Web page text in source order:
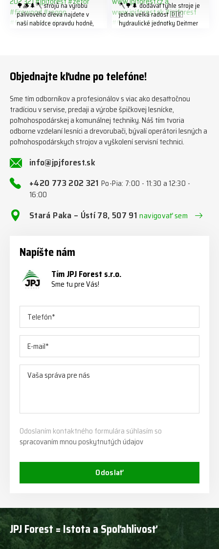
🌳🪵🌲🪓 strojů na výrobu
palivového dřeva najdete v
naší nabídce opravdu hodně,
#firewoodproduction
🪓🌳🌲 dodávat tyhle stroje je
jedna velká radost 🇩🇪
hydraulické jednotky Deitmer
#firewood #deitmer
Objednajte kľudne po telefóne!
Sme tím odborníkov a profesionálov s viac ako desaťročnou
tradíciou v servise, predaji a výrobe špičkovej lesnícke,
poľnohospodárskej a komunálnej techniky. Náš tím tvoria
odborne vzdelaní lesníci a drevorubači, bývalí operátori lesných a
poľnohospodárskych strojov a vyškolení servisní technici.
info@jpjforest.sk
+420 773 202 321Po-Pia: 7:00 - 11:30 a 12:30 -
16:00
Stará Paka – Ústí 78, 507 91navigovať sem
Napíšte nám
Tím JPJ Forest s.r.o.
Sme tu pre Vás!
Odoslaním kontaktného formulára súhlasím so
spracovaním mnou poskytnutých údajov
Odoslať
JPJ Forest = Istota a Spoľahlivosť